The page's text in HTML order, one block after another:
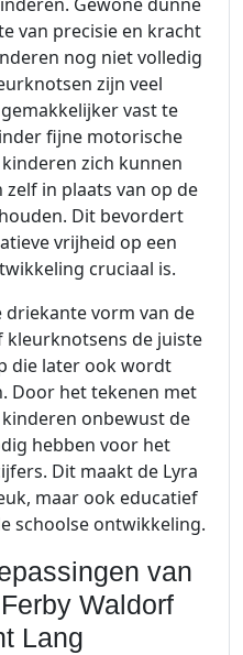
Gewone dunne
van precisie en kracht
nog niet volledig
zijn veel
vast te
fijne motorische
zich kunnen
in plaats van op de
Dit bevordert
vrijheid op een
cruciaal is.
vorm van de
kleurknotsens de juiste
die later ook wordt
Door het tekenen met
onbewust de
hebben voor het
Dit maakt de Lyra
maar ook educatief
schoolse ontwikkeling.
van
Waldorf
Lang